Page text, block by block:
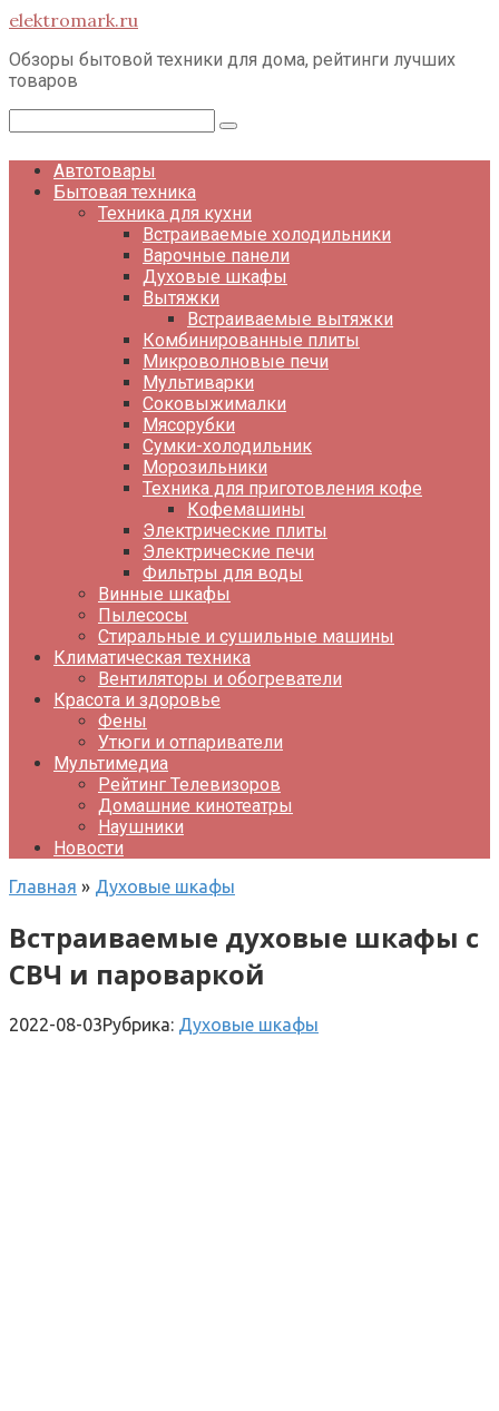
Перейти
контенту
elektromark.ru
Обзоры бытовой техники для дома, рейтинги лучших
товаров
Автотовары
Бытовая техника
Техника для кухни
Встраиваемые холодильники
Варочные панели
Духовые шкафы
Вытяжки
Встраиваемые вытяжки
Комбинированные плиты
Микроволновые печи
Мультиварки
Соковыжималки
Мясорубки
Сумки-холодильник
Морозильники
Техника для приготовления кофе
Кофемашины
Электрические плиты
Электрические печи
Фильтры для воды
Винные шкафы
Пылесосы
Стиральные и сушильные машины
Климатическая техника
Вентиляторы и обогреватели
Красота и здоровье
Фены
Утюги и отпариватели
Мультимедиа
Рейтинг Телевизоров
Домашние кинотеатры
Наушники
Новости
Главная » Духовые шкафы
Встраиваемые духовые шкафы с
СВЧ и пароваркой
2022-08-03Рубрика: Духовые шкафы